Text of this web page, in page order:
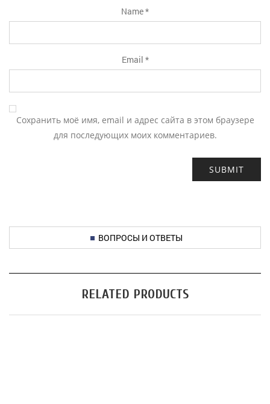
Name*
Email *
Сохранить моё имя, email и адрес сайта в этом браузере
для последующих моих комментариев.
ВОПРОСЫ И ОТВЕТЫ
RELATED PRODUCTS